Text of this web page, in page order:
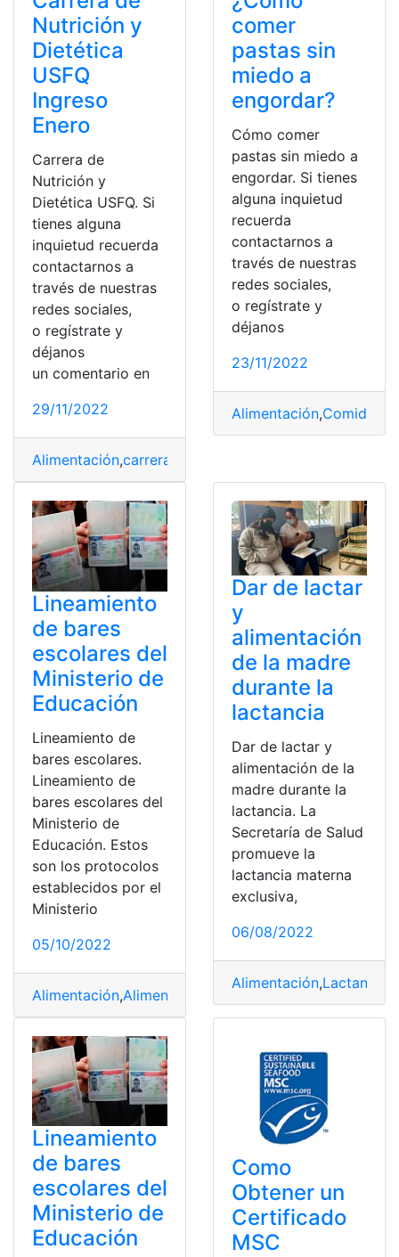
Nutrición y
Dietética
USFQ
Ingreso
Enero
Carrera de
Nutrición y
Dietética USFQ. Si
tienes alguna
inquietud recuerda
contactarnos a
través de nuestras
redes sociales,
o regístrate y
déjanos
un comentario en
29/11/2022
Alimentación,carrera
comer
pastas sin
miedo a
engordar?
Cómo comer
pastas sin miedo a
engordar. Si tienes
alguna inquietud
recuerda
contactarnos a
través de nuestras
redes sociales,
o regístrate y
déjanos
23/11/2022
Alimentación,Comida
Lineamiento
de bares
escolares del
Ministerio de
Educación
Lineamiento de
bares escolares.
Lineamiento de
bares escolares del
Ministerio de
Educación. Estos
son los protocolos
establecidos por el
Ministerio
05/10/2022
Alimentación,Alimentos escolares Escuelas
Dar de lactar
y
alimentación
de la madre
durante la
lactancia
Dar de lactar y
alimentación de la
madre durante la
lactancia. La
Secretaría de Salud
promueve la
lactancia materna
exclusiva,
06/08/2022
Alimentación,Lactancia
Lineamiento
de bares
escolares del
Ministerio de
Educación
Como
Obtener un
Certificado
MSC